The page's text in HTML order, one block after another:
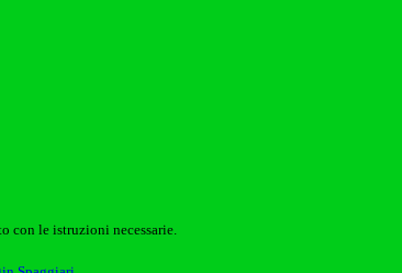
con le istruzioni necessarie.